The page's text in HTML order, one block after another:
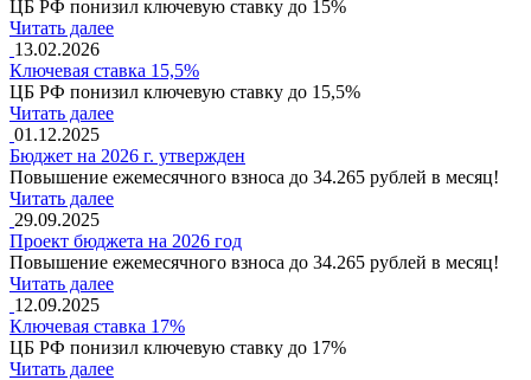
ЦБ РФ понизил ключевую ставку до 15%
Читать далее
13.02.2026
Ключевая ставка 15,5%
ЦБ РФ понизил ключевую ставку до 15,5%
Читать далее
01.12.2025
Бюджет на 2026 г. утвержден
Повышение ежемесячного взноса до 34.265 рублей в месяц!
Читать далее
29.09.2025
Проект бюджета на 2026 год
Повышение ежемесячного взноса до 34.265 рублей в месяц!
Читать далее
12.09.2025
Ключевая ставка 17%
ЦБ РФ понизил ключевую ставку до 17%
Читать далее